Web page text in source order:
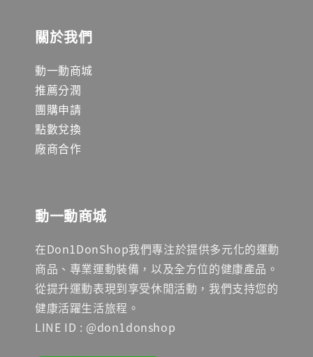
關於我們
動一動商城
推薦分潤
團購申請
點數兌換
廠商合作
動一動商城
在Don1DonShop我們專注於提供多元化的運動
商品、專業運動裝備，以及全方位的健康產品。
從提升運動表現到享受休閒活動，我們支持您的
健康活躍生活旅程。
LINE ID : @don1donshop